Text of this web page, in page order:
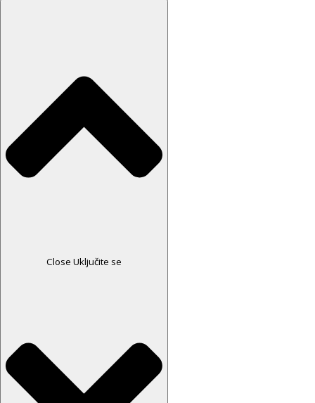
Close Uključite se